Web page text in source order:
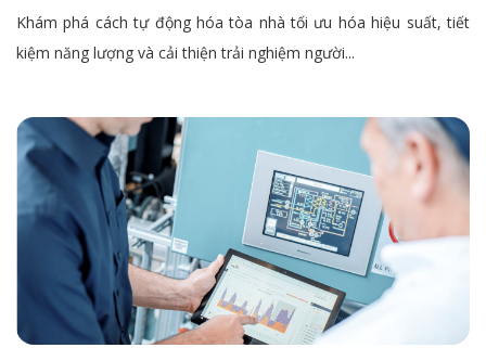
Khám phá cách tự động hóa tòa nhà tối ưu hóa hiệu suất, tiết
kiệm năng lượng và cải thiện trải nghiệm người...